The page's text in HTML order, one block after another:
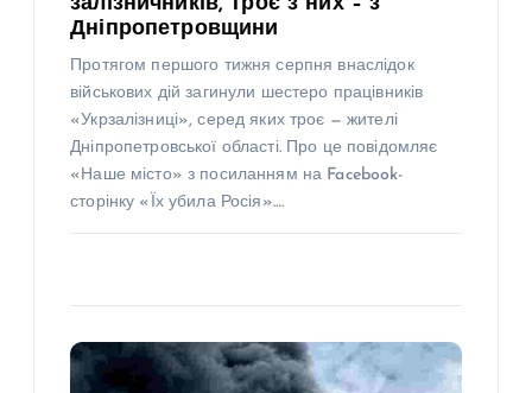
Дніпропетровщини
Протягом першого тижня серпня внаслідок
військових дій загинули шестеро працівників
«Укрзалізниці», серед яких троє — жителі
Дніпропетровської області. Про це повідомляє
«Наше місто» з посиланням на Facebook-
сторінку «Їх убила Росія».…